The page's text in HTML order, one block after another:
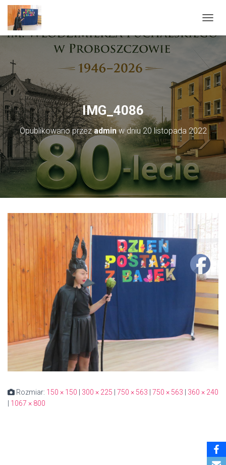
IMG_4086
Opublikowano przezadminw dniu20 listopada 2022
Rozmiar: 150 × 150 300 × 225 750 × 563 750 × 563
360 × 240
1067 × 800